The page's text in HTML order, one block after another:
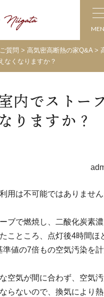
質問 > 高気密高断熱の家Q&A>
なくなりますか？
内でストー
りますか？
は不可能ではありませ
ブで燃焼し、二酸化炭素
こところ、点灯後4時間ほ
値の7倍もの空気汚染を
空気が間に合わず、空気
らないので、換気により